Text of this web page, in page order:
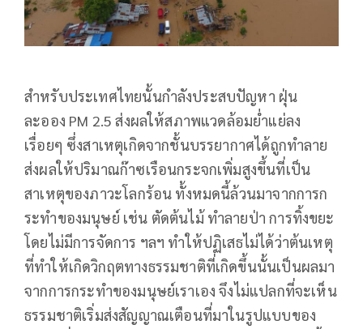
สำหรับประเทศไทยนั้นกำลังประสบปัญหา ฝุ่น
ละออง PM 2.5 ส่งผลให้สภาพแวดล้อมย่ำแย่ลง
เรื่อยๆ ซึ่งสาเหตุเกิดจากชั้นบรรยากาศได้ถูกทำลาย
ส่งผลให้ปริมาณก๊าซเรือนกระจกเพิ่มสูงขึ้นที่เป็น
สาเหตุของภาวะโลกร้อน ทั้งหมดนี้ล้วนมาจากการก
ระทำของมนุษย์ เช่น ตัดต้นไม้ ทำลายป่า การทิ้งขยะ
โดยไม่มีการจัดการ ฯลฯ ทำให้ปฏิเสธไม่ได้ว่าต้นเหตุ
ที่ทำให้เกิดวิกฤตทางธรรมชาติที่เกิดขึ้นนั้นเป็นผลมา
จากการกระทำของมนุษย์เราเอง จึงไม่แปลกที่จะเห็น
ธรรมชาติเริ่มส่งสัญญาณเตือนที่มาในรูปแบบของ